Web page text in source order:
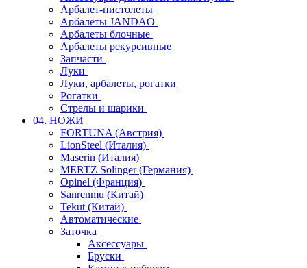
Арбалет-пистолеты
Арбалеты JANDAO
Арбалеты блочные
Арбалеты рекурсивные
Запчасти
Луки
Луки, арбалеты, рогатки
Рогатки
Стрелы и шарики
04. НОЖИ
FORTUNA (Австрия)
LionSteel (Италия)
Maserin (Италия)
MERTZ Solinger (Германия)
Opinel (Франция)
Sanrenmu (Китай)
Tekut (Китай)
Автоматические
Заточка
Аксессуары
Бруски